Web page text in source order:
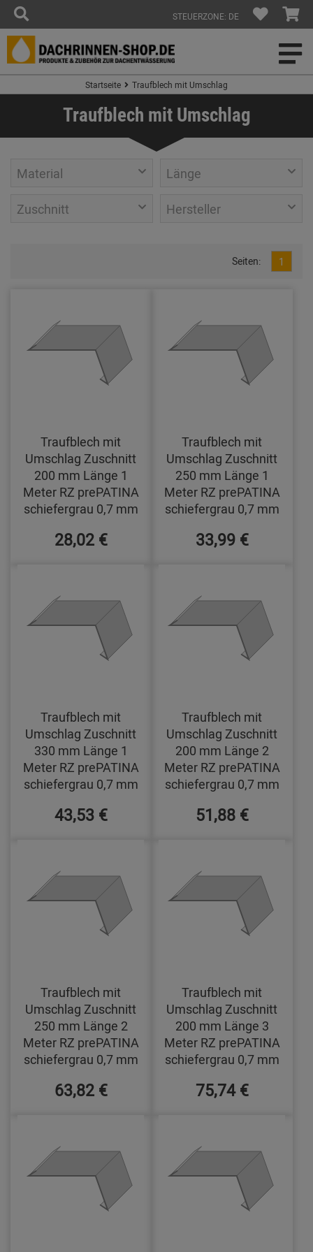
STEUERZONE: DE
Startseite Traufblech mit Umschlag
Traufblech mit Umschlag
Material Länge
Zuschnitt Hersteller
Seiten: 1
Traufblech mit
Umschlag Zuschnitt
200 mm Länge 1
Meter RZ prePATINA
schiefergrau 0,7 mm
28,02 €
Traufblech mit
Umschlag Zuschnitt
250 mm Länge 1
Meter RZ prePATINA
schiefergrau 0,7 mm
33,99 €
Traufblech mit
Umschlag Zuschnitt
330 mm Länge 1
Meter RZ prePATINA
schiefergrau 0,7 mm
43,53 €
Traufblech mit
Umschlag Zuschnitt
200 mm Länge 2
Meter RZ prePATINA
schiefergrau 0,7 mm
51,88 €
Traufblech mit
Umschlag Zuschnitt
250 mm Länge 2
Meter RZ prePATINA
schiefergrau 0,7 mm
63,82 €
Traufblech mit
Umschlag Zuschnitt
200 mm Länge 3
Meter RZ prePATINA
schiefergrau 0,7 mm
75,74 €